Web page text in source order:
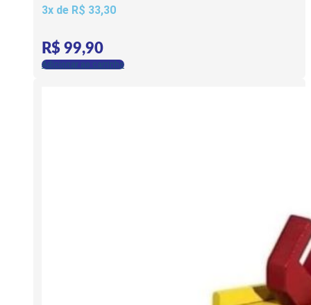
3x de R$ 33,30
R$ 99,90
Adicionar ao carrinho